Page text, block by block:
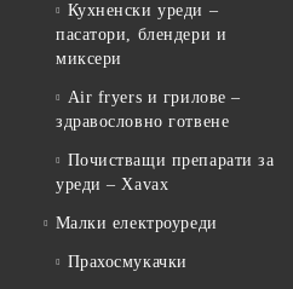
Кухненски уреди –
пасатори, блендери и
миксери
Air fryers и грилове –
здравословно готвене
Почистващи препарати за
уреди – Xavax
Малки електроуреди
Прахосмукачки